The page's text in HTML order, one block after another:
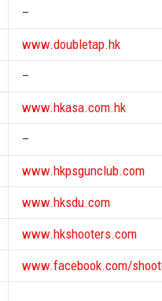
–
www.doubletap.hk
–
www.hkasa.com.hk
–
www.hkpsgunclub.com
www.hksdu.com
www.hkshooters.com
www.facebook.com/